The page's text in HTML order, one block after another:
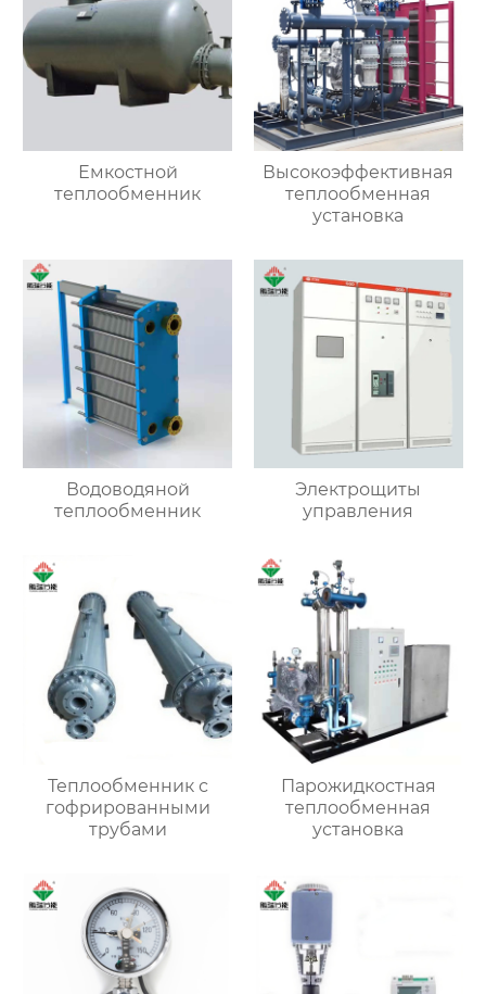
Емкостной
теплообменник
Высокоэффективная
теплообменная
установка
Водоводяной
теплообменник
Электрощиты
управления
Теплообменник с
гофрированными
трубами
Парожидкостная
теплообменная
установка